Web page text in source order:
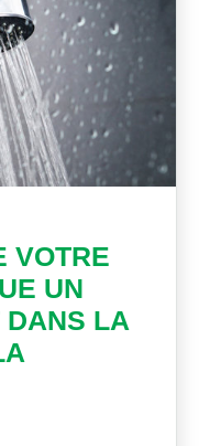
VOTRE
UN
DANS LA